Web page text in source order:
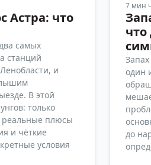
Астра: что
самых
станций
и
В этой
только
реальные плюсы
и чёткие
условия
7 мин
один
до